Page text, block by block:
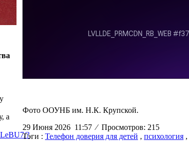
а
?
Фото ООУНБ им. Н.К. Крупской.
29 Июня 2026 11:57⁄Просмотров: 215
Тэги : Телефон доверия для детей , психология ,